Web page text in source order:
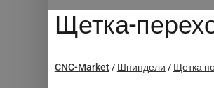
Щетка-
CNC-Market/ Шпиндели / Щетка